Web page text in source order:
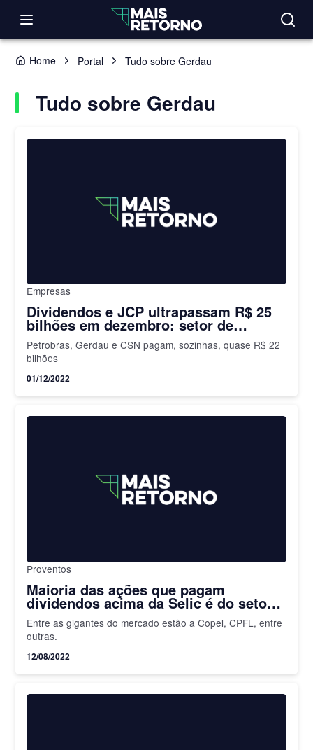
Home Portal Tudo sobre Gerdau
Tudo sobre Gerdau
Empresas
Dividendos e JCP ultrapassam R$ 25
bilhões em dezembro; setor de
commodities é destaque
Petrobras, Gerdau e CSN pagam, sozinhas, quase R$ 22
bilhões
01/12/2022
Proventos
Maioria das ações que pagam
dividendos acima da Selic é do setor
elétrico; confira quais são as
empresas
Entre as gigantes do mercado estão a Copel, CPFL, entre
outras.
12/08/2022